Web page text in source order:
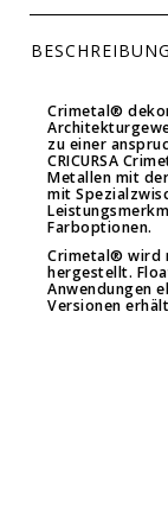
BESCHREIBUNG
Crimetal®
zu einer
CRICURSA
Metallen mit
mit
Farboptionen.
Crimetal® wird
hergestellt.
Anwendungen
Versionen